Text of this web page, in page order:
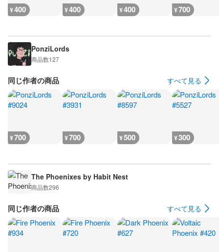
¥400 ¥400 ¥400 ¥700
PonziLords
商品数127
同じ作者の商品 すべて見る
¥700 ¥700 ¥500 ¥300
The Phoenixes by Habit Nest
商品数296
同じ作者の商品 すべて見る